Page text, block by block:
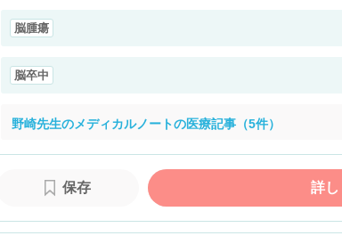
脳腫瘍
脳卒中
野崎先生のメディカルノートの医療記事（5件）
保存 詳し